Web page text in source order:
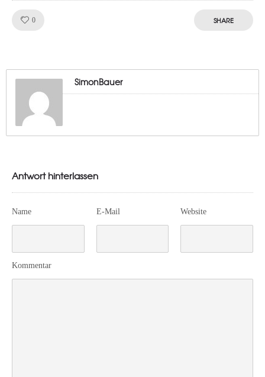
0 SHARE
SimonBauer
Antwort hinterlassen
Name E-Mail Website
Kommentar